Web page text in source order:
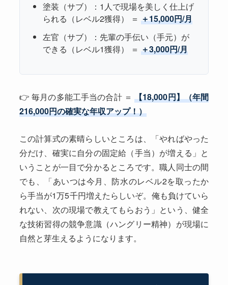
塗装（サブ）：1人で現場を美しく仕上げ
られる（レベル2獲得） ＝ ＋15,000円/月
左官（サブ）：先輩の手伝い（手元）が
できる（レベル1獲得） ＝ ＋3,000円/月
👉 毎月の多能工手当の合計 ＝【18,000円】（年間
216,000円の確実な年収アップ！）
この計算式の素晴らしいところは、「やればやった
分だけ、確実に自分の固定給（手当）が増える」と
いうことが一目で分かるところです。職人同士の間
でも、「あいつは今月、防水のレベル2を取ったか
ら手当が1万5千円増えたらしいぞ。俺も負けていら
れない、次の現場で教えてもらおう」という、健全
な技術習得の競争意識（ハングリー精神）が現場に
自然と芽生えるようになります。